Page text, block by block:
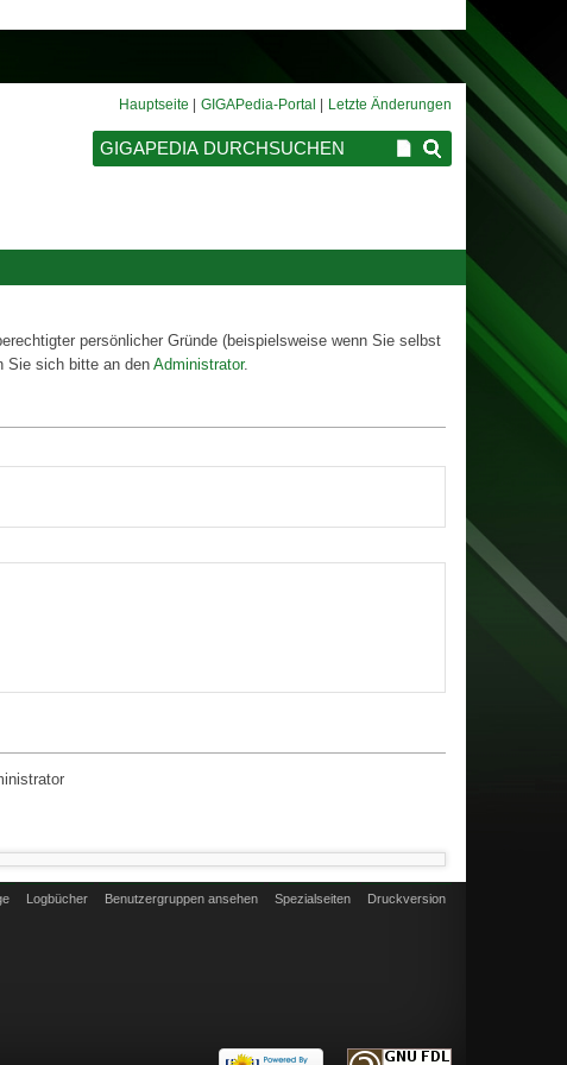
persönlicher Gründe (beispielsweise wenn Sie selbst
Sie sich bitte an den Administrator.
Hauptseite GIGAPedia-Portal Letzte Änderungen
Logbücher Benutzergruppen ansehen Spezialseiten Druckversion